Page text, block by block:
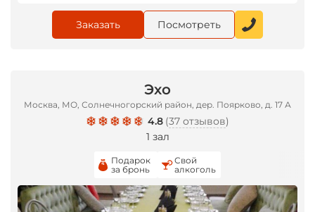
Заказать Посмотреть
Эхо
Москва, МО, Солнечногорский район, дер. Поярково, д. 17 А
4.8 (37 отзывов)
1 зал
Подарок
за бронь
Свой
алкоголь